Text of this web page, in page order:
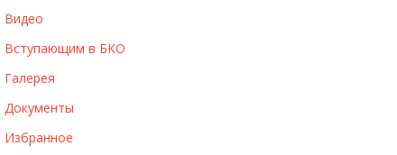
ы
Видео
Вступающим в БКО
Галерея
Документы
Избранное